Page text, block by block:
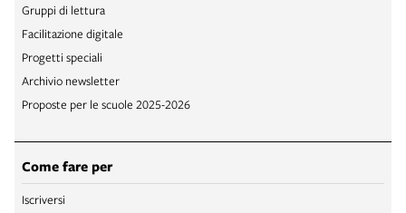
Gruppi di lettura
Facilitazione digitale
Progetti speciali
Archivio newsletter
Proposte per le scuole 2025-2026
Come fare per
Iscriversi